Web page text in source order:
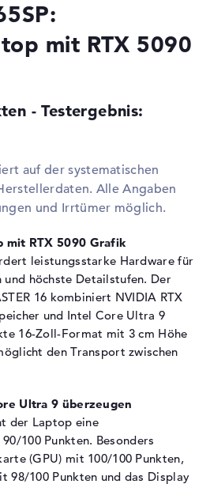
NVIDIA GeForce RTX 5090
16 GB
1 TB SSD
PCIe
1 TB SSD
PCIe
ohne Laufwerk
16" TFT
mit RTX 5090
- Testergebnis:
auf der systematischen
Alle Angaben
und Irrtümer möglich.
mit RTX 5090 Grafik
leistungsstarke Hardware für
und höchste Detailstufen. Der
16 kombiniert NVIDIA RTX
und Intel Core Ultra 9
16-Zoll-Format mit 3 cm Höhe
den Transport zwischen
Ultra 9 überzeugen
der Laptop eine
100 Punkten. Besonders
(GPU) mit 100/100 Punkten,
98/100 Punkten und das Display